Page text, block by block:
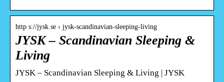
http s://jysk.se › jysk-scandinavian-sleeping-living
JYSK – Scandinavian Sleeping &
Living
JYSK – Scandinavian Sleeping & Living | JYSK